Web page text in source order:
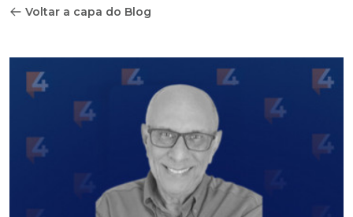
Voltar a capa do Blog